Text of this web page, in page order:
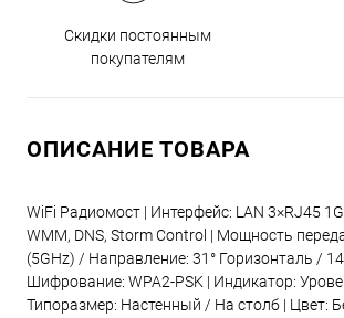
Скидки постоянным
покупателям
ОПИСАНИЕ ТОВАРА
WiFi Радиомост | Интерфейс: LAN 3×RJ45
WMM, DNS, Storm Control | Мощность
(5GHz) / Направление: 31° Горизонталь /
Шифрование: WPA2-PSK | Индикатор:
Типоразмер: Настенный / На столб | Цвет: